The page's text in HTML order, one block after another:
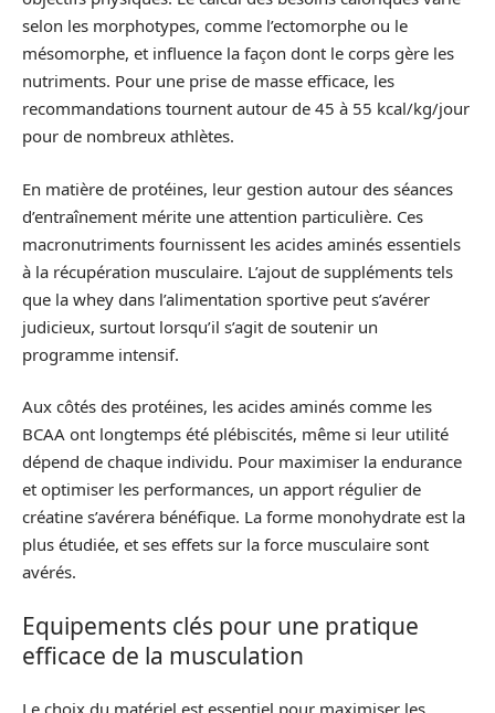
selon les morphotypes, comme l’ectomorphe ou le
mésomorphe, et influence la façon dont le corps gère les
nutriments. Pour une prise de masse efficace, les
recommandations tournent autour de 45 à 55 kcal/kg/jour
pour de nombreux athlètes.
En matière de protéines, leur gestion autour des séances
d’entraînement mérite une attention particulière. Ces
macronutriments fournissent les acides aminés essentiels
à la récupération musculaire. L’ajout de suppléments tels
que la whey dans l’alimentation sportive peut s’avérer
judicieux, surtout lorsqu’il s’agit de soutenir un
programme intensif.
Aux côtés des protéines, les acides aminés comme les
BCAA ont longtemps été plébiscités, même si leur utilité
dépend de chaque individu. Pour maximiser la endurance
et optimiser les performances, un apport régulier de
créatine s’avérera bénéfique. La forme monohydrate est la
plus étudiée, et ses effets sur la force musculaire sont
avérés.
Equipements clés pour une pratique
efficace de la musculation
Le choix du matériel est essentiel pour maximiser les